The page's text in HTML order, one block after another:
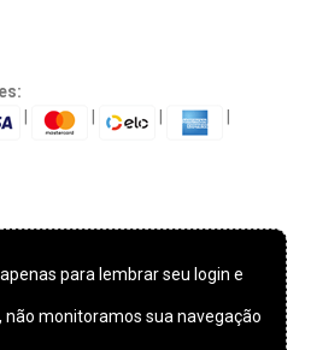
para lembrar seu login e
monitoramos sua navegação